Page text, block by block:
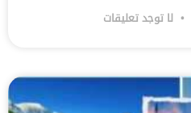
لا توجد تعليقات